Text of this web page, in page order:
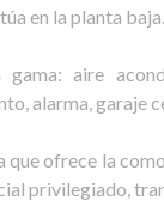
en la planta baja.
aire
alarma, garaje
que ofrece la
privilegiado,